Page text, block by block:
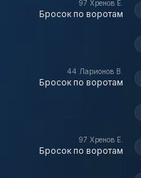
97 Хренов Е.
Бросок по воротам
44 Ларионов В.
Бросок по воротам
97 Хренов Е.
Бросок по воротам